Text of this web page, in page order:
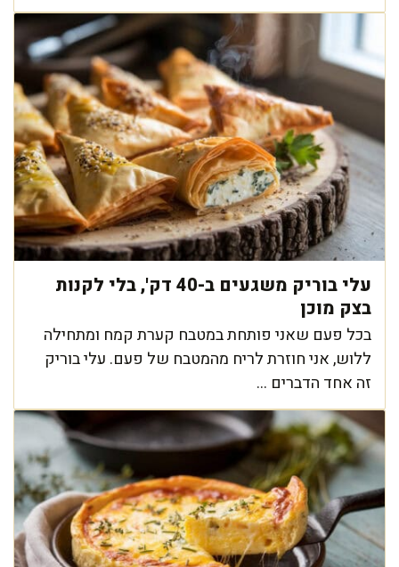
עלי בוריק משגעים ב-40 דק', בלי לקנות
בצק מוכן
בכל פעם שאני פותחת במטבח קערת קמח ומתחילה
ללוש, אני חוזרת לריח מהמטבח של פעם. עלי בוריק
זה אחד הדברים ...